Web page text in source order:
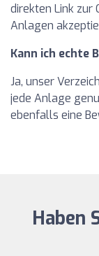
direkten Link zur
Anlagen
Kann ich echte
Ja, unser
jede Anlage
ebenfalls eine
Haben